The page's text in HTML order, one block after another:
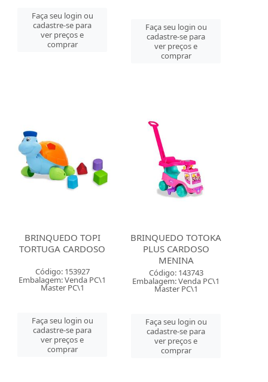
Faça seu login ou
cadastre-se para
ver preços e
comprar
Faça seu login ou
cadastre-se para
ver preços e
comprar
BRINQUEDO TOPI
TORTUGA CARDOSO
Código: 153927
Embalagem: Venda PC\1
Master PC\1
Faça seu login ou
cadastre-se para
ver preços e
comprar
BRINQUEDO TOTOKA
PLUS CARDOSO
MENINA
Código: 143743
Embalagem: Venda PC\1
Master PC\1
Faça seu login ou
cadastre-se para
ver preços e
comprar